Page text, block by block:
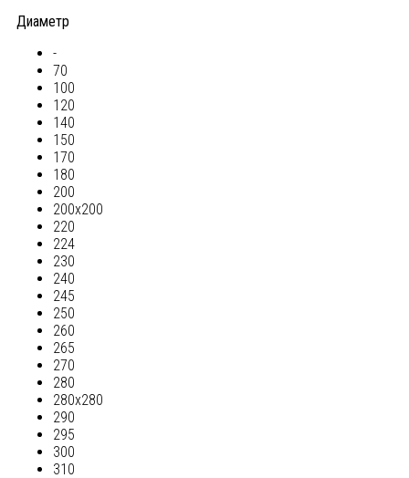
Диаметр
-
70
100
120
140
150
170
180
200
200х200
220
224
230
240
245
250
260
265
270
280
280х280
290
295
300
310